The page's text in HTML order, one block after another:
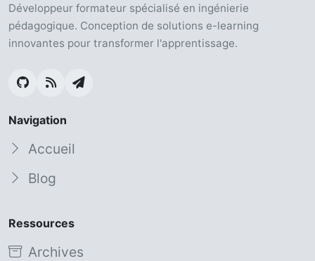
Développeur formateur spécialisé en ingénierie
pédagogique. Conception de solutions e-learning
innovantes pour transformer l'apprentissage.
Navigation
Accueil
Blog
Ressources
Archives